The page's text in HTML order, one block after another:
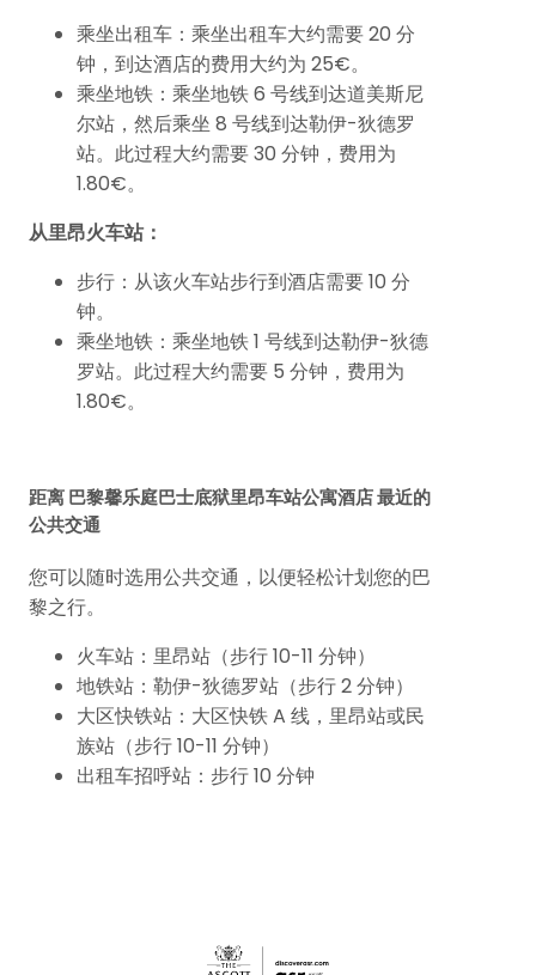
乘坐出租车：乘坐出租车大约需要 20 分
钟，到达酒店的费用大约为 25€。
乘坐地铁：乘坐地铁 6 号线到达道美斯尼
尔站，然后乘坐 8 号线到达勒伊-狄德罗
站。此过程大约需要 30 分钟，费用为
1.80€。
从里昂火车站：
步行：从该火车站步行到酒店需要 10 分
钟。
乘坐地铁：乘坐地铁 1 号线到达勒伊-狄德
罗站。此过程大约需要 5 分钟，费用为
1.80€。
距离 巴黎馨乐庭巴士底狱里昂车站公寓酒店 最近的
公共交通
您可以随时选用公共交通，以便轻松计划您的巴
黎之行。
火车站：里昂站（步行 10-11 分钟）
地铁站：勒伊-狄德罗站（步行 2 分钟）
大区快铁站：大区快铁 A 线，里昂站或民
族站（步行 10-11 分钟）
出租车招呼站：步行 10 分钟